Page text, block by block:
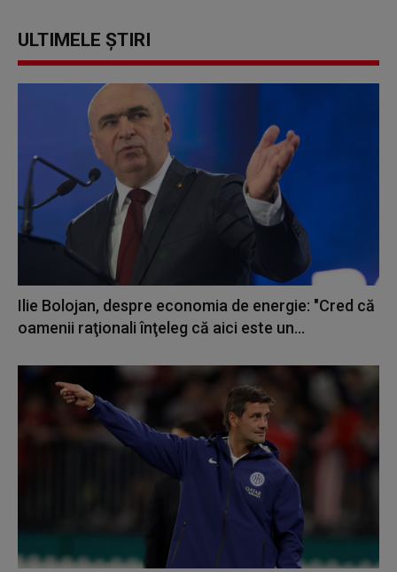
ULTIMELE ȘTIRI
Ilie Bolojan, despre economia de energie: "Cred că
oamenii raţionali înţeleg că aici este un...